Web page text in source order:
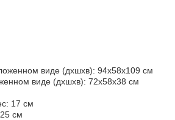
виде (дхшхв): 94х58х109 см
виде (дхшхв): 72х58х38 см
17 см
25 см